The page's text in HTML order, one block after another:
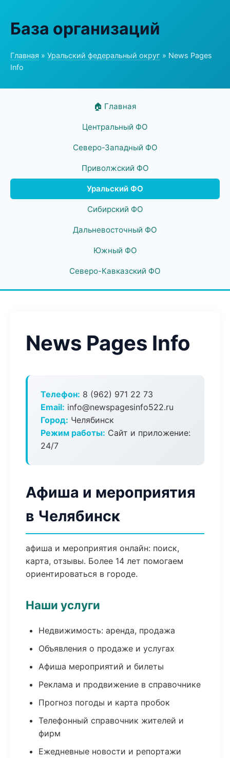
База организаций
Главная » Уральский федеральный округ » News Pages
Info
🏠 Главная
Центральный ФО
Северо-Западный ФО
Приволжский ФО
Уральский ФО
Сибирский ФО
Дальневосточный ФО
Южный ФО
Северо-Кавказский ФО
News Pages Info
Телефон: 8 (962) 971 22 73
Email: info@newspagesinfo522.ru
Город: Челябинск
Режим работы: Сайт и приложение:
24/7
Афиша и мероприятия
в Челябинск
афиша и мероприятия онлайн: поиск,
карта, отзывы. Более 14 лет помогаем
ориентироваться в городе.
Наши услуги
Недвижимость: аренда, продажа
Объявления о продаже и услугах
Афиша мероприятий и билеты
Реклама и продвижение в справочнике
Прогноз погоды и карта пробок
Телефонный справочник жителей и
фирм
Ежедневные новости и репортажи